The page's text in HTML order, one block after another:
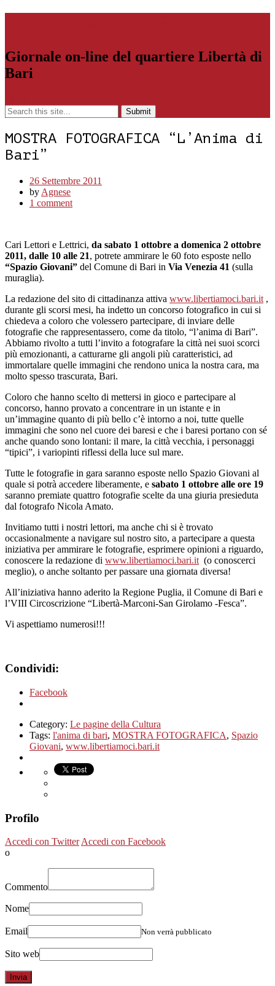
Giornale on-line del quartiere Libertà di
Bari
MOSTRA FOTOGRAFICA “L’Anima di
Bari”
26 Settembre 2011
by Agnese
1 comment
Cari Lettori e Lettrici, da sabato 1 ottobre a domenica 2 ottobre
2011, dalle 10 alle 21, potrete ammirare le 60 foto esposte nello
“Spazio Giovani” del Comune di Bari in Via Venezia 41 (sulla
muraglia).
La redazione del sito di cittadinanza attiva www.libertiamoci.bari.it ,
durante gli scorsi mesi, ha indetto un concorso fotografico in cui si
chiedeva a coloro che volessero partecipare, di inviare delle
fotografie che rappresentassero, come da titolo, “l’anima di Bari”.
Abbiamo rivolto a tutti l’invito a fotografare la città nei suoi scorci
più emozionanti, a catturarne gli angoli più caratteristici, ad
immortalare quelle immagini che rendono unica la nostra cara, ma
molto spesso trascurata, Bari.
Coloro che hanno scelto di mettersi in gioco e partecipare al
concorso, hanno provato a concentrare in un istante e in
un’immagine quanto di più bello c’è intorno a noi, tutte quelle
immagini che sono nel cuore dei baresi e che i baresi portano con sé
anche quando sono lontani: il mare, la città vecchia, i personaggi
“tipici”, i variopinti riflessi della luce sul mare.
Tutte le fotografie in gara saranno esposte nello Spazio Giovani al
quale si potrà accedere liberamente, e sabato 1 ottobre alle ore 19
saranno premiate quattro fotografie scelte da una giuria presieduta
dal fotografo Nicola Amato.
Invitiamo tutti i nostri lettori, ma anche chi si è trovato
occasionalmente a navigare sul nostro sito, a partecipare a questa
iniziativa per ammirare le fotografie, esprimere opinioni a riguardo,
conoscere la redazione di www.libertiamoci.bari.it (o conoscerci
meglio), o anche soltanto per passare una giornata diversa!
All’iniziativa hanno aderito la Regione Puglia, il Comune di Bari e
l’VIII Circoscrizione “Libertà-Marconi-San Girolamo -Fesca”.
Vi aspettiamo numerosi!!!
Condividi:
Facebook
Category: Le pagine della Cultura
Tags: l'anima di bari, MOSTRA FOTOGRAFICA, Spazio
Giovani, www.libertiamoci.bari.it
Profilo
Accedi con TwitterAccedi con Facebook
o
Commento
Nome
Email Non verrà pubblicato
Sito web